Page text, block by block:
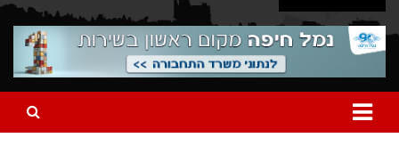
970 חדשות חיפה
970 חדשות חיפה